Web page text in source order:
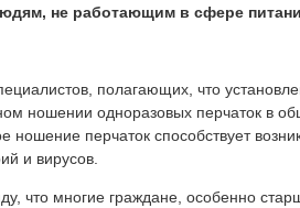
не работающим в сфере
полагающих, что
ношении одноразовых перчаток в
ношение перчаток способствует
и вирусов.
что многие граждане, особенно